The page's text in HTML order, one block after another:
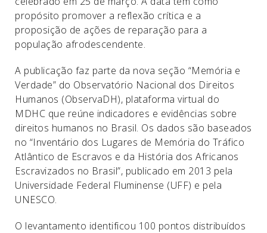
propósito promover a reflexão crítica e a
proposição de ações de reparação para a
população afrodescendente.
A publicação faz parte da nova seção “Memória e
Verdade” do Observatório Nacional dos Direitos
Humanos (ObservaDH), plataforma virtual do
MDHC que reúne indicadores e evidências sobre
direitos humanos no Brasil. Os dados são baseados
no “Inventário dos Lugares de Memória do Tráfico
Atlântico de Escravos e da História dos Africanos
Escravizados no Brasil”, publicado em 2013 pela
Universidade Federal Fluminense (UFF) e pela
UNESCO.
O levantamento identificou 100 pontos distribuídos